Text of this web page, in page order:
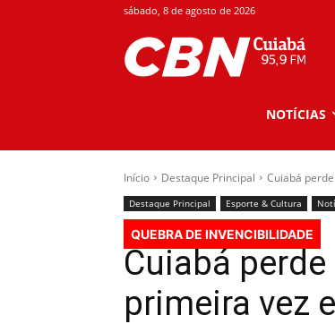
sábado, 8 de agosto de 2026
NOTÍCIAS
Início Destaque Principal Cuiabá
Destaque Principal Esporte & Cultura
QUEBRA DE INVENCIBILIDADE
Cuiabá
primeira vez